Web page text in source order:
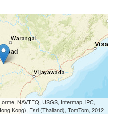
NAVTEQ, USGS, Intermap, iPC,
Kong), Esri (Thailand), TomTom, 2012